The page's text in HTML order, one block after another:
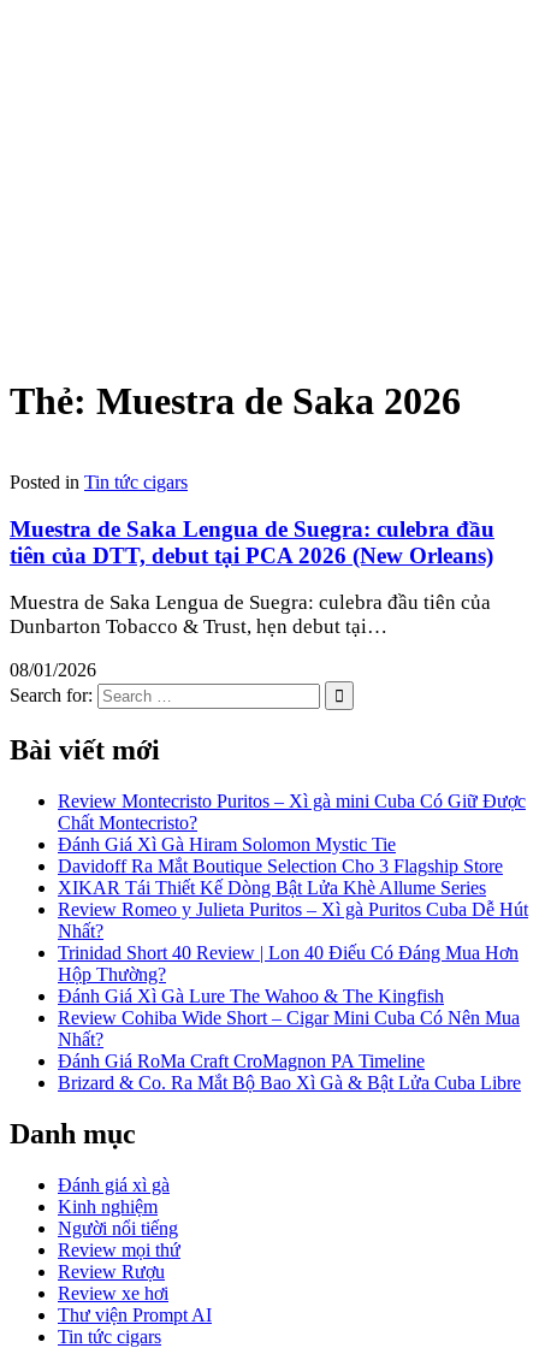
Thẻ: Muestra de Saka 2026
Posted in Tin tức cigars
Muestra de Saka Lengua de Suegra: culebra đầu
tiên của DTT, debut tại PCA 2026 (New Orleans)
Muestra de Saka Lengua de Suegra: culebra đầu tiên của
Dunbarton Tobacco & Trust, hẹn debut tại…
08/01/2026
Search for:
Bài viết mới
Review Montecristo Puritos – Xì gà mini Cuba Có Giữ Được
Chất Montecristo?
Đánh Giá Xì Gà Hiram Solomon Mystic Tie
Davidoff Ra Mắt Boutique Selection Cho 3 Flagship Store
XIKAR Tái Thiết Kế Dòng Bật Lửa Khè Allume Series
Review Romeo y Julieta Puritos – Xì gà Puritos Cuba Dễ Hút
Nhất?
Trinidad Short 40 Review | Lon 40 Điếu Có Đáng Mua Hơn
Hộp Thường?
Đánh Giá Xì Gà Lure The Wahoo & The Kingfish
Review Cohiba Wide Short – Cigar Mini Cuba Có Nên Mua
Nhất?
Đánh Giá RoMa Craft CroMagnon PA Timeline
Brizard & Co. Ra Mắt Bộ Bao Xì Gà & Bật Lửa Cuba Libre
Danh mục
Đánh giá xì gà
Kinh nghiệm
Người nổi tiếng
Review mọi thứ
Review Rượu
Review xe hơi
Thư viện Prompt AI
Tin tức cigars